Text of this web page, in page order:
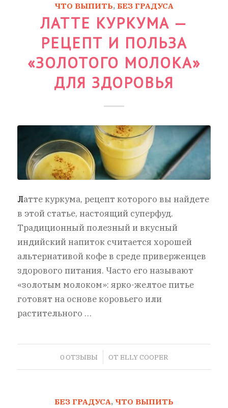
ЧТО ВЫПИТЬ, БЕЗ ГРАДУСА
ЛАТТЕ КУРКУМА —
РЕЦЕПТ И ПОЛЬЗА
«ЗОЛОТОГО МОЛОКА»
ДЛЯ ЗДОРОВЬЯ
Латте куркума, рецепт которого вы найдете
в этой статье, настоящий суперфуд.
Традиционный полезный и вкусный
индийский напиток считается хорошей
альтернативой кофе в среде приверженцев
здорового питания. Часто его называют
«золотым молоком»: ярко-желтое питье
готовят на основе коровьего или
растительного …
0 ОТЗЫВЫ
/ ОТ ELLY COOPER
БЕЗ ГРАДУСА, ЧТО ВЫПИТЬ